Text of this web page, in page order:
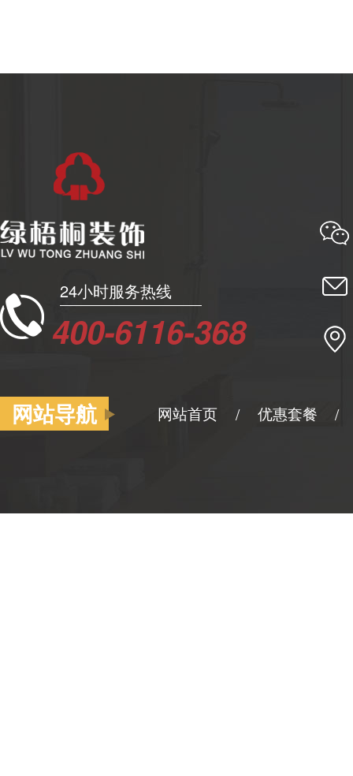
24小时服务热线
400-6116-368
网站导航 网站首页 / 优惠套餐 /